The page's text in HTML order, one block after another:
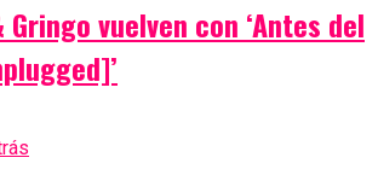
vuelven con ‘Antes del